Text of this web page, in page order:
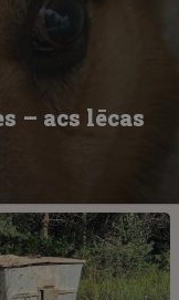
– acs lēcas